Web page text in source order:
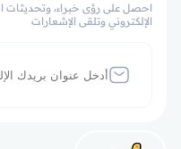
احصل على رؤى خبراء، وتحديثات
الإلكتروني وتلقى الإشعارات